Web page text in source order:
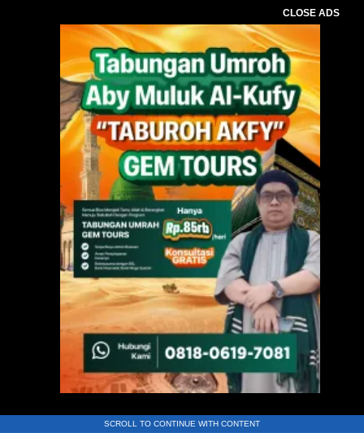
CLOSE ADS
SCROLL TO CONTINUE WITH CONTENT